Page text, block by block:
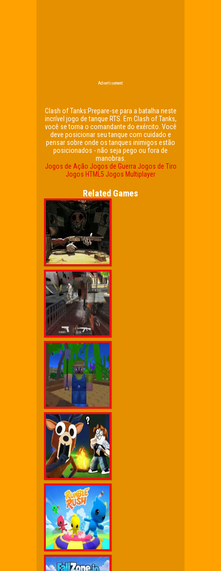
Advertisement
Clash of Tanks:Prepare-se para a batalha neste
incrível jogo de tanque RTS. Em Clash of Tanks,
você se torna o comandante do exército. Você
deve posicionar seu tanque com cuidado e
pensar sobre onde os tanques inimigos estão
posicionados - não seja pego ou fora de
manobras.
Jogos de Ação Jogos de Guerra Jogos de Tiro
Jogos HTML5 Jogos Multiplayer
Related Games